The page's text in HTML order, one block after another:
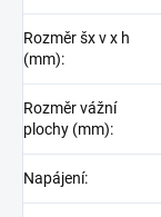
Rozměr šx v x h
(mm):
Rozměr vážní
plochy (mm):
Napájení: